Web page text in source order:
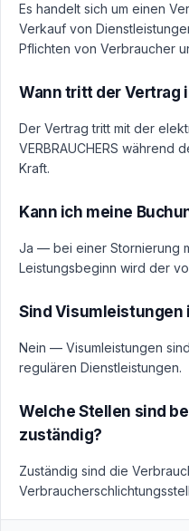
Es handelt sich um einen
Verkauf von
Pflichten von Verbraucher
Wann tritt der Vertrag
Der Vertrag tritt mit der
VERBRAUCHERS während
Kraft.
Kann ich meine
Ja — bei einer Stornierung
Leistungsbeginn wird der
Sind Visumleistungen
Nein — Visumleistungen
regulären Dienstleistungen.
Welche Stellen sind
zuständig?
Zuständig sind die